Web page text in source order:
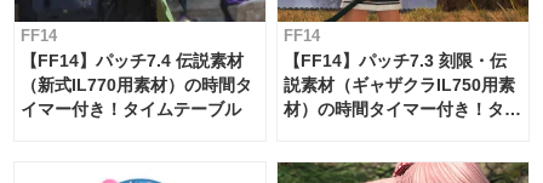
FF14
【FF14】パッチ7.4 伝説素材
（新式IL770用素材）の時間タ
イマー付き！タイムテーブル
FF14
【FF14】パッチ7.3 刻限・伝
説素材（ギャザクラIL750用素
材）の時間タイマー付き！タイ